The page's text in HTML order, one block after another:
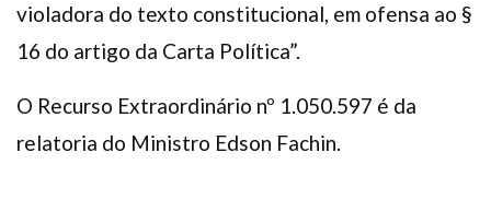
violadora do texto constitucional, em ofensa ao §
16 do artigo da Carta Política”.
O Recurso Extraordinário nº 1.050.597 é da
relatoria do Ministro Edson Fachin.